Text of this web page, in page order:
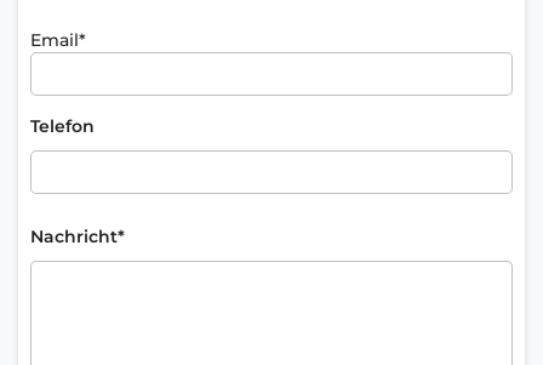
Email*
Telefon
Nachricht*